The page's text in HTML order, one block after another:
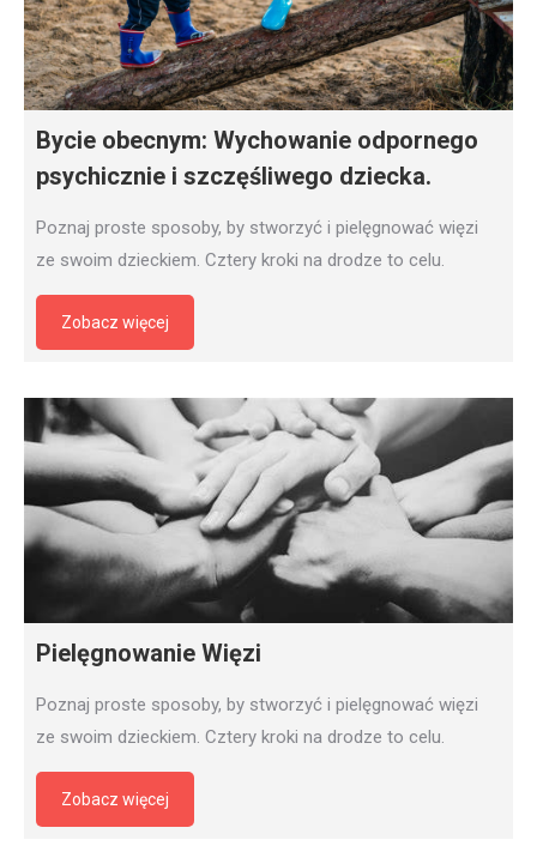
Bycie obecnym: Wychowanie odpornego
psychicznie i szczęśliwego dziecka.
Poznaj proste sposoby, by stworzyć i pielęgnować więzi
ze swoim dzieckiem. Cztery kroki na drodze to celu.
Zobacz więcej
Pielęgnowanie Więzi
Poznaj proste sposoby, by stworzyć i pielęgnować więzi
ze swoim dzieckiem. Cztery kroki na drodze to celu.
Zobacz więcej